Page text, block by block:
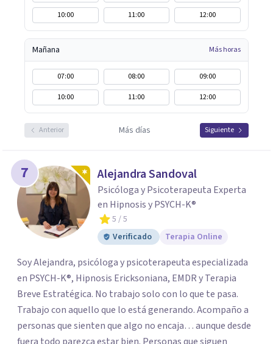
10:00
11:00 12:00
Mañana Más horas
07:00 08:00
09:00
10:00
11:00 12:00
Anterior Más días Siguiente
7 Alejandra Sandoval
Psicóloga y Psicoterapeuta Experta
en Hipnosis y PSYCH-K®
5 / 5
Verificado
Terapia Online
Soy Alejandra, psicóloga y psicoterapeuta especializada
en PSYCH-K®, Hipnosis Ericksoniana, EMDR y Terapia
Breve Estratégica. No trabajo solo con lo que te pasa.
Trabajo con aquello que lo está generando. Acompaño a
personas que sienten que algo no encaja… aunque desde